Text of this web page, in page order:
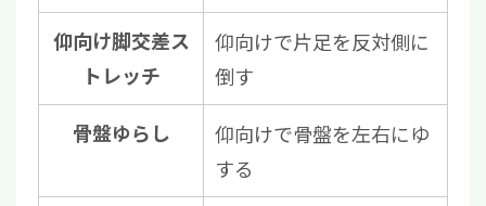
仰向け脚交差ス
トレッチ
仰向けで片足を反対側に
倒す
骨盤ゆらし
仰向けで骨盤を左右にゆ
する